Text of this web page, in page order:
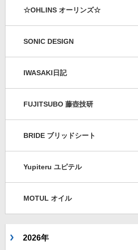
☆OHLINS オーリンズ☆
SONIC DESIGN
IWASAKI日記
FUJITSUBO 藤壺技研
BRIDE ブリッドシート
Yupiteru ユピテル
MOTUL オイル
2026年